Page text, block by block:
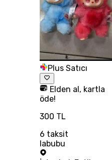
Plus Satıcı
Elden al, kartla
öde!
300 TL
6 taksit
labubu